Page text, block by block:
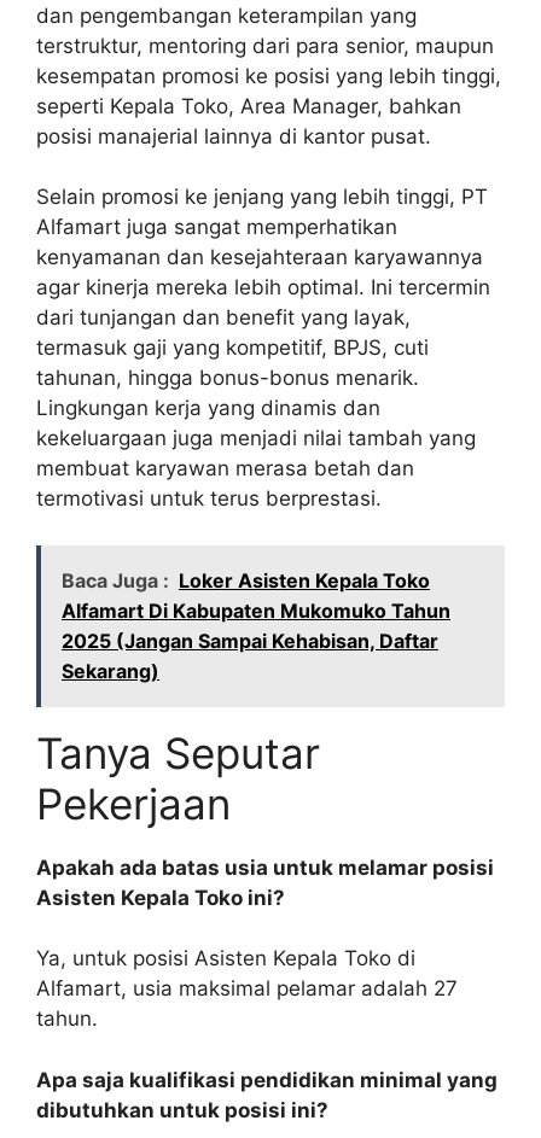
dan pengembangan keterampilan yang
terstruktur, mentoring dari para senior, maupun
kesempatan promosi ke posisi yang lebih tinggi,
seperti Kepala Toko, Area Manager, bahkan
posisi manajerial lainnya di kantor pusat.
Selain promosi ke jenjang yang lebih tinggi, PT
Alfamart juga sangat memperhatikan
kenyamanan dan kesejahteraan karyawannya
agar kinerja mereka lebih optimal. Ini tercermin
dari tunjangan dan benefit yang layak,
termasuk gaji yang kompetitif, BPJS, cuti
tahunan, hingga bonus-bonus menarik.
Lingkungan kerja yang dinamis dan
kekeluargaan juga menjadi nilai tambah yang
membuat karyawan merasa betah dan
termotivasi untuk terus berprestasi.
Baca Juga : Loker Asisten Kepala Toko
Alfamart Di Kabupaten Mukomuko Tahun
2025 (Jangan Sampai Kehabisan, Daftar
Sekarang)
Tanya Seputar
Pekerjaan
Apakah ada batas usia untuk melamar posisi
Asisten Kepala Toko ini?
Ya, untuk posisi Asisten Kepala Toko di
Alfamart, usia maksimal pelamar adalah 27
tahun.
Apa saja kualifikasi pendidikan minimal yang
dibutuhkan untuk posisi ini?